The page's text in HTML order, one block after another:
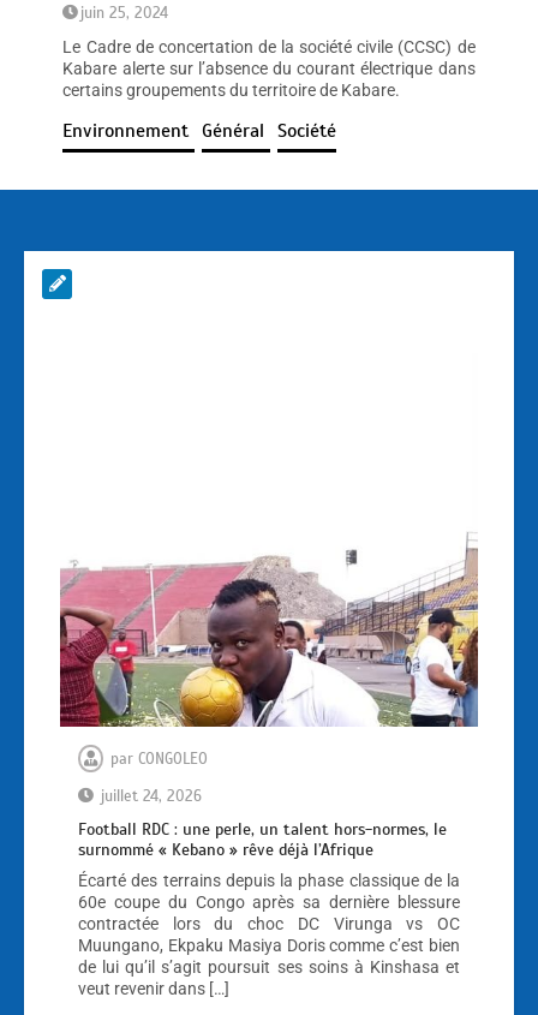
juin 25, 2024
Le Cadre de concertation de la société civile (CCSC) de
Kabare alerte sur l’absence du courant électrique dans
certains groupements du territoire de Kabare.
Environnement Général Société
par CONGOLEO
juillet 24, 2026
Football RDC : une perle, un talent hors-normes, le
surnommé « Kebano » rêve déjà l’Afrique
Écarté des terrains depuis la phase classique de la
60e coupe du Congo après sa dernière blessure
contractée lors du choc DC Virunga vs OC
Muungano, Ekpaku Masiya Doris comme c’est bien
de lui qu’il s’agit poursuit ses soins à Kinshasa et
veut revenir dans […]